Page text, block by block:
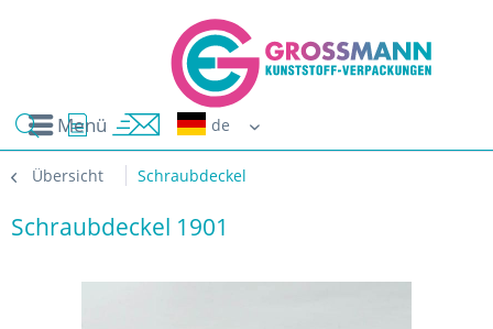
Menü
Übersicht Schraubdeckel
Schraubdeckel 1901